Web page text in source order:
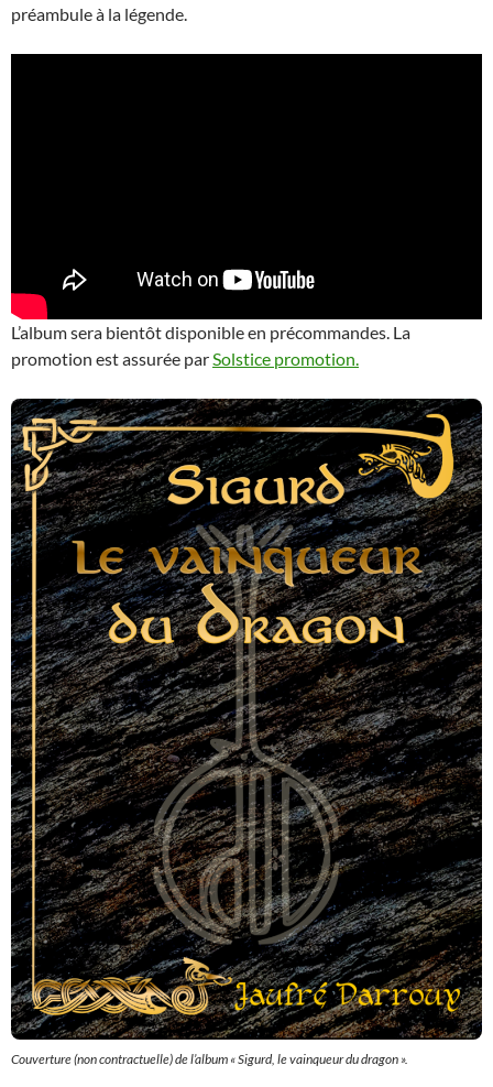
préambule à la légende.
L’album sera bientôt disponible en précommandes. La
promotion est assurée parSolstice promotion.
Couverture (non contractuelle) de l’album « Sigurd, le vainqueur du dragon ».